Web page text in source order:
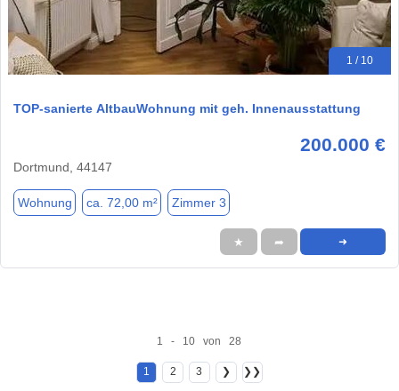
1 / 10
TOP-sanierte AltbauWohnung mit geh. Innenausstattung
200.000 €
Dortmund, 44147
Wohnung ca. 72,00 m² Zimmer 3
★ ➦ ➜
1 - 10 von 28
1 2 3 ❯ ❯❯